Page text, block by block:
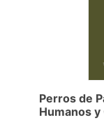
Perros de
Humanos